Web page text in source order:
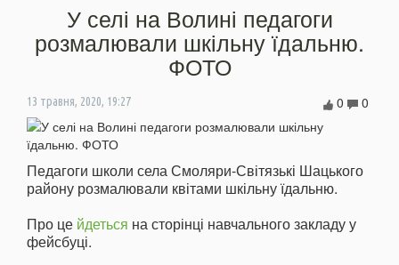
У селі на Волині педагоги
розмалювали шкільну їдальню.
ФОТО
13 травня, 2020, 19:27 0
0
Педагоги школи села Смоляри-Світязькі Шацького
району розмалювали квітами шкільну їдальню.
Про це йдеться на сторінці навчального закладу у
фейсбуці.